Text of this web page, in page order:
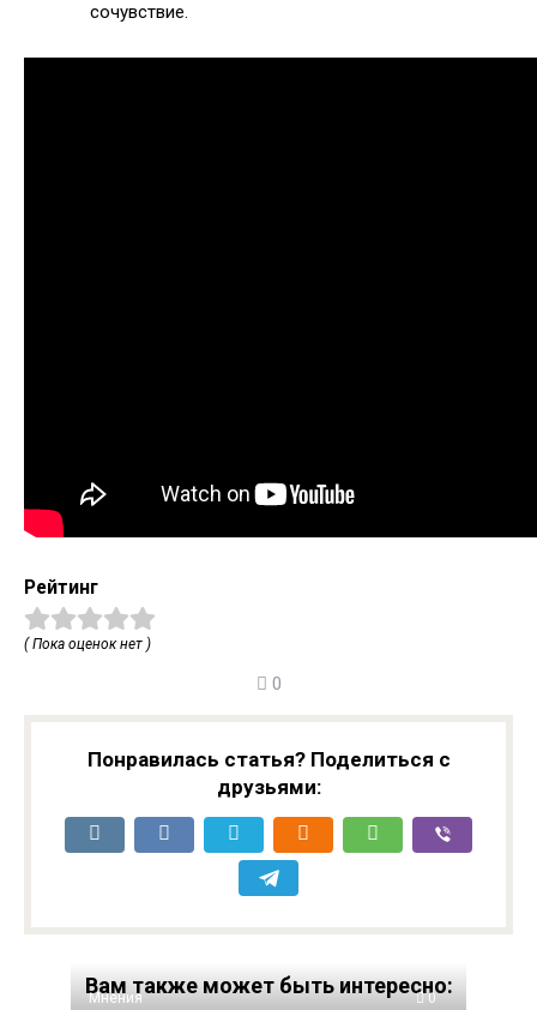
сочувствие.
Рейтинг
( Пока оценок нет )
0
Понравилась статья? Поделиться с
друзьями:
Вам также может быть интересно:
Мнения 0